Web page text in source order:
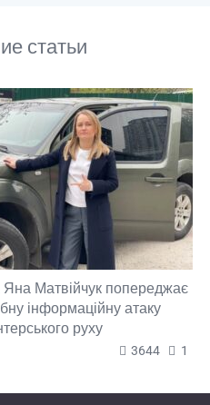
статьи
Яна Матвійчук попереджає
інформаційну атаку
руху
3644 1